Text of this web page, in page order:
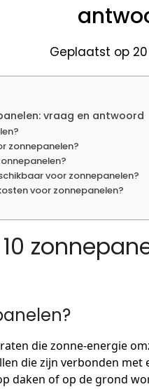
Geplaatst op
vraag en antwoord
zonnepanelen?
voor zonnepanelen?
voor zonnepanelen?
die zonne-energie
die zijn verbonden met
daken of op de grond